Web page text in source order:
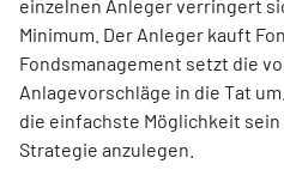
einzelnen Anleger verringert
Minimum. Der Anleger kauft
Fondsmanagement setzt die
Anlagevorschläge in die Tat
die einfachste Möglichkeit sein
Strategie anzulegen.